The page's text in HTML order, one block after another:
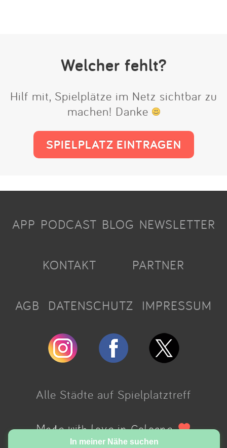
Welcher fehlt?
Hilf mit, Spielplätze im Netz sichtbar zu
machen! Danke
SPIELPLATZ EINTRAGEN
In meiner Nähe suchen
APP PODCAST BLOG NEWSLETTER
KONTAKT PARTNER
AGB DATENSCHUTZ IMPRESSUM
Alle Städte auf Spielplatztreff
Made with love in Cologne.